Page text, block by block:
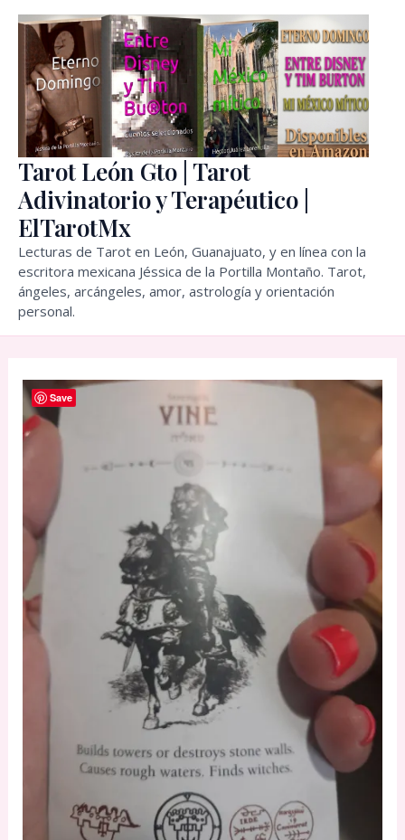
contenido
Tarot León Gto | Tarot
Adivinatorio y Terapéutico |
ElTarotMx
Lecturas de Tarot en León, Guanajuato, y en línea con la
escritora mexicana Jéssica de la Portilla Montaño. Tarot,
ángeles, arcángeles, amor, astrología y orientación
personal.
Save